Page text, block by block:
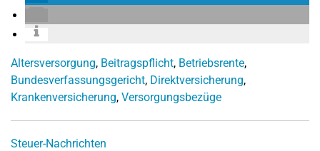
Altersversorgung, Beitragspflicht, Betriebsrente,
Bundesverfassungsgericht, Direktversicherung,
Krankenversicherung, Versorgungsbezüge
Steuer-Nachrichten